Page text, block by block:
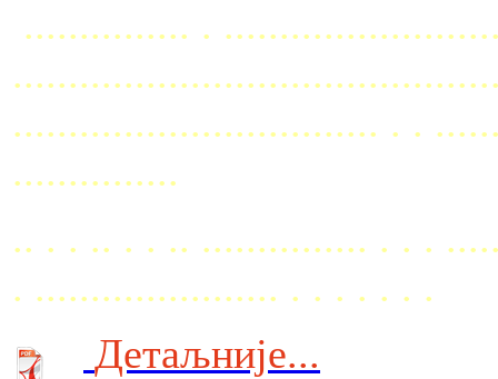
............... .
................................. . .
...............
.. . . .. . . .. ............... . . .
. ...................... . . . . . . .
Детаљније...